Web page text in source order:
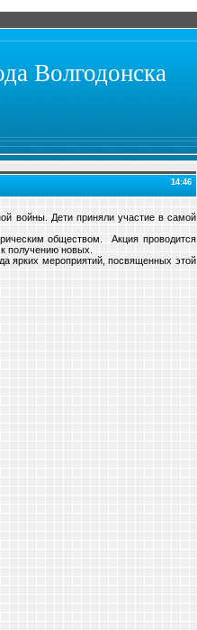
Волгодонска
14:46
войны. Дети приняли участие в самой
обществом. Акция проводится
получению новых.
ярких мероприятий, посвященных этой